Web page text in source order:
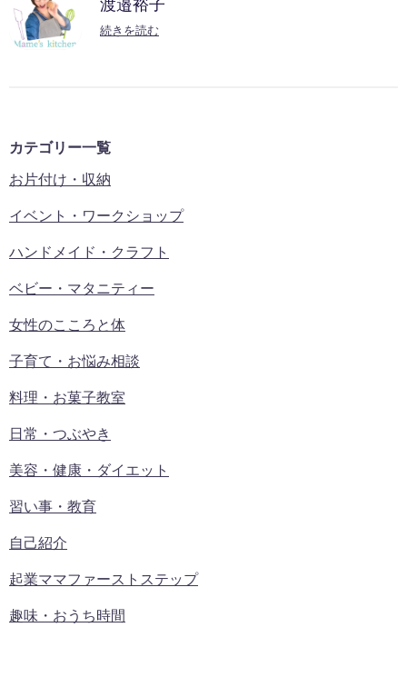
続きを読む
カテゴリー一覧
お片付け・収納
イベント・ワークショップ
ハンドメイド・クラフト
ベビー・マタニティー
女性のこころと体
子育て・お悩み相談
料理・お菓子教室
日常・つぶやき
美容・健康・ダイエット
習い事・教育
自己紹介
起業ママファーストステップ
趣味・おうち時間